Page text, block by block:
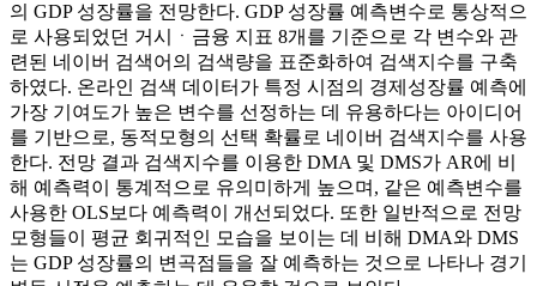
의 GDP 성장률을 전망한다. GDP 성장률 예측변수로 통상적으
로 사용되었던 거시ㆍ금융 지표 8개를 기준으로 각 변수와 관
련된 네이버 검색어의 검색량을 표준화하여 검색지수를 구축
하였다. 온라인 검색 데이터가 특정 시점의 경제성장률 예측에
가장 기여도가 높은 변수를 선정하는 데 유용하다는 아이디어
를 기반으로, 동적모형의 선택 확률로 네이버 검색지수를 사용
한다. 전망 결과 검색지수를 이용한 DMA 및 DMS가 AR에 비
해 예측력이 통계적으로 유의미하게 높으며, 같은 예측변수를
사용한 OLS보다 예측력이 개선되었다. 또한 일반적으로 전망
모형들이 평균 회귀적인 모습을 보이는 데 비해 DMA와 DMS
는 GDP 성장률의 변곡점들을 잘 예측하는 것으로 나타나 경기